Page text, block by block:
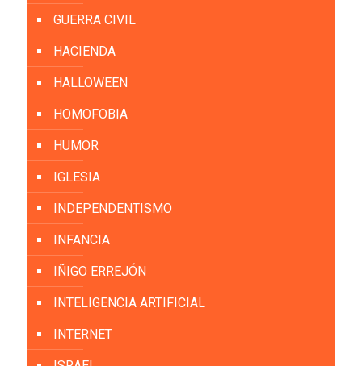
GUERRA CIVIL
HACIENDA
HALLOWEEN
HOMOFOBIA
HUMOR
IGLESIA
INDEPENDENTISMO
INFANCIA
IÑIGO ERREJÓN
INTELIGENCIA ARTIFICIAL
INTERNET